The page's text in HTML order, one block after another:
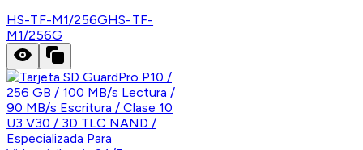
HS-TF-M1/256GHS-TF-
M1/256G